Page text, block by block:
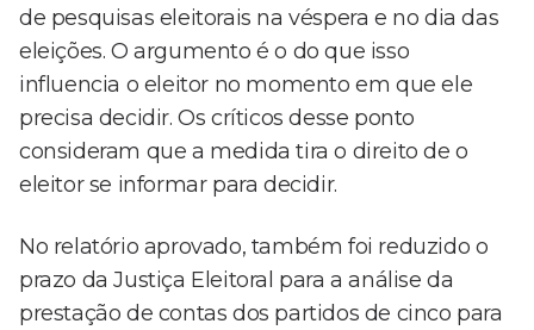
de pesquisas eleitorais na véspera e no dia das
eleições. O argumento é o do que isso
influencia o eleitor no momento em que ele
precisa decidir. Os críticos desse ponto
consideram que a medida tira o direito de o
eleitor se informar para decidir.
No relatório aprovado, também foi reduzido o
prazo da Justiça Eleitoral para a análise da
prestação de contas dos partidos de cinco para